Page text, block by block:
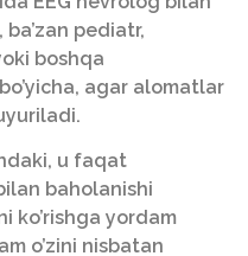
pediatr,
boshqa
agar alomatlar
u faqat
baholanishi
ko’rishga yordam
o’zini nisbatan